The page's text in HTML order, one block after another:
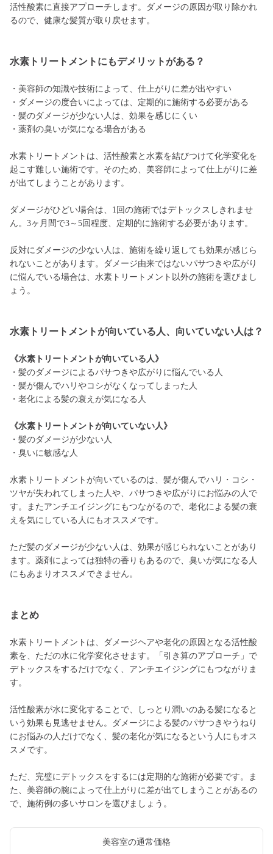
活性酸素に直接アプローチします。ダメージの原因が取り除かれ
るので、健康な髪質が取り戻せます。
水素トリートメントにもデメリットがある？
・美容師の知識や技術によって、仕上がりに差が出やすい
・ダメージの度合いによっては、定期的に施術する必要がある
・髪のダメージが少ない人は、効果を感じにくい
・薬剤の臭いが気になる場合がある
水素トリートメントは、活性酸素と水素を結びつけて化学変化を
起こす難しい施術です。そのため、美容師によって仕上がりに差
が出てしまうことがあります。
ダメージがひどい場合は、1回の施術ではデトックスしきれませ
ん。3ヶ月間で3～5回程度、定期的に施術する必要があります。
反対にダメージの少ない人は、施術を繰り返しても効果が感じら
れないことがあります。ダメージ由来ではないパサつきや広がり
に悩んでいる場合は、水素トリートメント以外の施術を選びまし
ょう。
水素トリートメントが向いている人、向いていない人は？
《水素トリートメントが向いている人》
・髪のダメージによるパサつきや広がりに悩んでいる人
・髪が傷んでハリやコシがなくなってしまった人
・老化による髪の衰えが気になる人
《水素トリートメントが向いていない人》
・髪のダメージが少ない人
・臭いに敏感な人
水素トリートメントが向いているのは、髪が傷んでハリ・コシ・
ツヤが失われてしまった人や、パサつきや広がりにお悩みの人で
す。またアンチエイジングにもつながるので、老化による髪の衰
えを気にしている人にもオススメです。
ただ髪のダメージが少ない人は、効果が感じられないことがあり
ます。薬剤によっては独特の香りもあるので、臭いが気になる人
にもあまりオススメできません。
まとめ
水素トリートメントは、ダメージヘアや老化の原因となる活性酸
素を、ただの水に化学変化させます。「引き算のアプローチ」で
デトックスをするだけでなく、アンチエイジングにもつながりま
す。
活性酸素が水に変化することで、しっとり潤いのある髪になると
いう効果も見逃せません。ダメージによる髪のパサつきやうねり
にお悩みの人だけでなく、髪の老化が気になるという人にもオス
スメです。
ただ、完璧にデトックスをするには定期的な施術が必要です。ま
た、美容師の腕によって仕上がりに差が出てしまうことがあるの
で、施術例の多いサロンを選びましょう。
美容室の通常価格